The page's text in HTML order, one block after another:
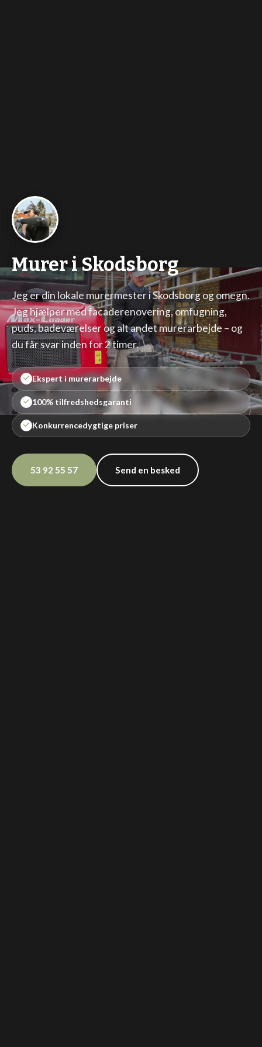
Murer i Skodsborg
Jeg er din lokale murermester i Skodsborg og omegn.
Jeg hjælper med facaderenovering, omfugning,
puds, badeværelser og alt andet murerarbejde – og
du får svar inden for 2 timer.
Ekspert i murerarbejde
100% tilfredshedsgaranti
Konkurrencedygtige priser
53 92 55 57 Send en besked